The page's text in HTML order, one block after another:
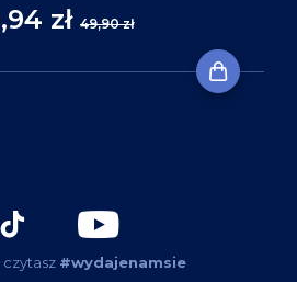
zł 49,90 zł
czytasz #wydajenamsie